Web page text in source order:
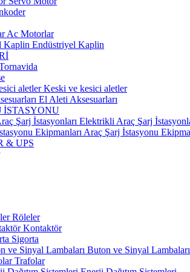
Ac Motorlar
Endüstriyel Kaplin
Keski ve kesici aletler
El Aleti Aksesuarları
İSTASYONU
Elektrikli Araç Şarj
Araç Şarj İstasyonu
& UPS
Röleler
Kontaktör
Sigorta
Buton ve Sinyal Lambaları
Trafolar